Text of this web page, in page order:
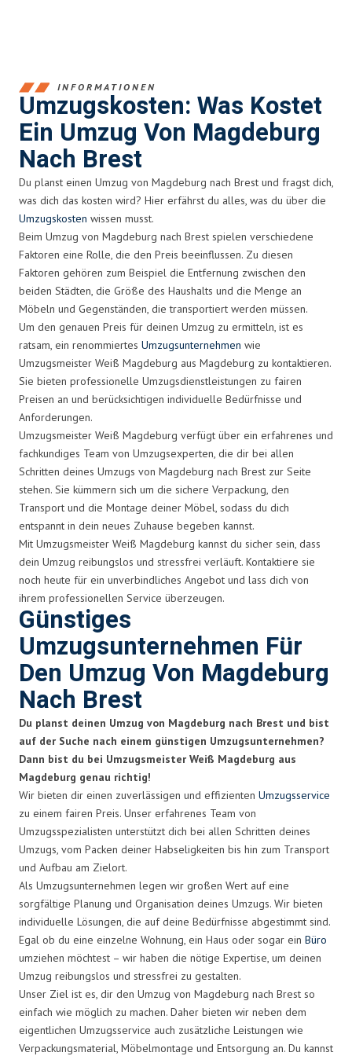
INFORMATIONEN
Umzugskosten: Was Kostet
Ein Umzug Von Magdeburg
Nach Brest
Du planst einen Umzug von Magdeburg nach Brest und fragst dich,
was dich das kosten wird? Hier erfährst du alles, was du über die
Umzugskosten wissen musst.
Beim Umzug von Magdeburg nach Brest spielen verschiedene
Faktoren eine Rolle, die den Preis beeinflussen. Zu diesen
Faktoren gehören zum Beispiel die Entfernung zwischen den
beiden Städten, die Größe des Haushalts und die Menge an
Möbeln und Gegenständen, die transportiert werden müssen.
Um den genauen Preis für deinen Umzug zu ermitteln, ist es
ratsam, ein renommiertes Umzugsunternehmen wie
Umzugsmeister Weiß Magdeburg aus Magdeburg zu kontaktieren.
Sie bieten professionelle Umzugsdienstleistungen zu fairen
Preisen an und berücksichtigen individuelle Bedürfnisse und
Anforderungen.
Umzugsmeister Weiß Magdeburg verfügt über ein erfahrenes und
fachkundiges Team von Umzugsexperten, die dir bei allen
Schritten deines Umzugs von Magdeburg nach Brest zur Seite
stehen. Sie kümmern sich um die sichere Verpackung, den
Transport und die Montage deiner Möbel, sodass du dich
entspannt in dein neues Zuhause begeben kannst.
Mit Umzugsmeister Weiß Magdeburg kannst du sicher sein, dass
dein Umzug reibungslos und stressfrei verläuft. Kontaktiere sie
noch heute für ein unverbindliches Angebot und lass dich von
ihrem professionellen Service überzeugen.
Günstiges
Umzugsunternehmen Für
Den Umzug Von Magdeburg
Nach Brest
Du planst deinen Umzug von Magdeburg nach Brest und bist
auf der Suche nach einem günstigen Umzugsunternehmen?
Dann bist du bei Umzugsmeister Weiß Magdeburg aus
Magdeburg genau richtig!
Wir bieten dir einen zuverlässigen und effizienten Umzugsservice
zu einem fairen Preis. Unser erfahrenes Team von
Umzugsspezialisten unterstützt dich bei allen Schritten deines
Umzugs, vom Packen deiner Habseligkeiten bis hin zum Transport
und Aufbau am Zielort.
Als Umzugsunternehmen legen wir großen Wert auf eine
sorgfältige Planung und Organisation deines Umzugs. Wir bieten
individuelle Lösungen, die auf deine Bedürfnisse abgestimmt sind.
Egal ob du eine einzelne Wohnung, ein Haus oder sogar ein Büro
umziehen möchtest – wir haben die nötige Expertise, um deinen
Umzug reibungslos und stressfrei zu gestalten.
Unser Ziel ist es, dir den Umzug von Magdeburg nach Brest so
einfach wie möglich zu machen. Daher bieten wir neben dem
eigentlichen Umzugsservice auch zusätzliche Leistungen wie
Verpackungsmaterial, Möbelmontage und Entsorgung an. Du kannst